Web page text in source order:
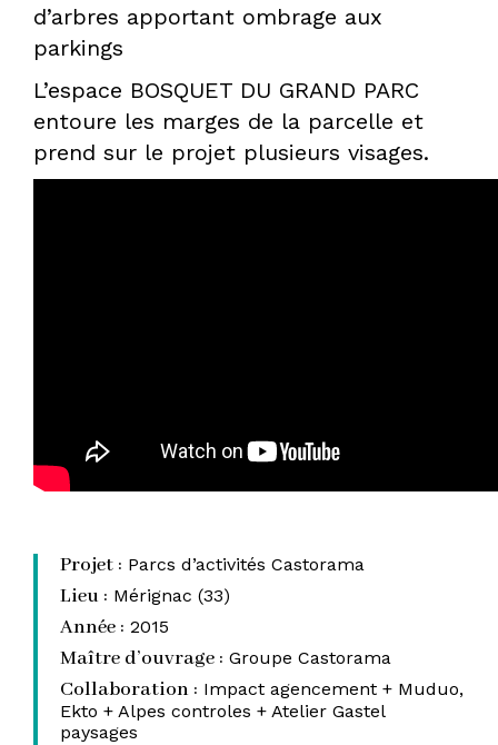
d’arbres apportant ombrage aux
parkings
L’espace BOSQUET DU GRAND PARC
entoure les marges de la parcelle et
prend sur le projet plusieurs visages.
Projet : Parcs d’activités Castorama
Lieu : Mérignac (33)
Année : 2015
Maître d’ouvrage : Groupe Castorama
Collaboration : Impact agencement + Muduo,
Ekto + Alpes controles + Atelier Gastel
paysages